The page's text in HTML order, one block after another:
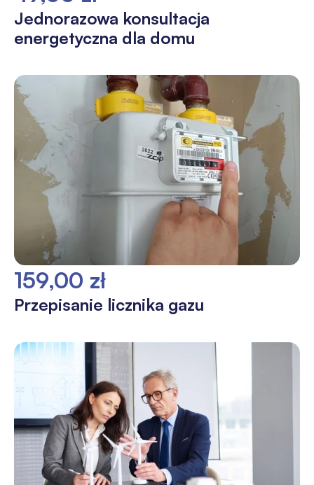
Jednorazowa konsultacja
energetyczna dla domu
159,00 zł
Przepisanie licznika gazu